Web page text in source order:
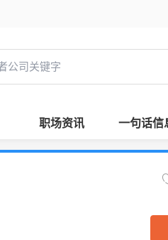
职场资讯 一句话信